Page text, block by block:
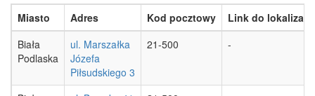
Miasto Adres Kod pocztowy
Link do lokalizacji
Biała
Podlaska
ul. Marszałka
Józefa
Piłsudskiego 3
21-500 -